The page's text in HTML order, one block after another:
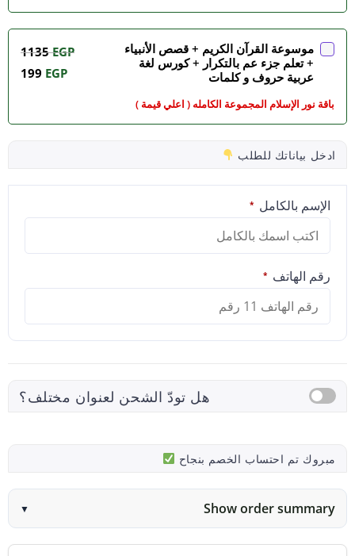
موسوعة القرآن الكريم + قصص الأنبياء
+ تعلم جزء عم بالتكرار + كورس لغة
عربية حروف و كلمات
1135EGP
199 EGP
باقة نور الإسلام المجموعة الكامله ( اعلي قيمة )
ادخل بياناتك للطلب
الإسم بالكامل *
رقم الهاتف *
هل تودّ الشحن لعنوان مختلف؟
مبروك تم احتساب الخصم بنجاح
Show order summary
▼